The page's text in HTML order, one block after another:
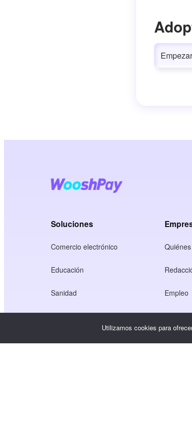
Soluciones
Comercio electrónico
Educación
Sanidad
Economía de los creadores
Empleo
Utilizamos cookies para